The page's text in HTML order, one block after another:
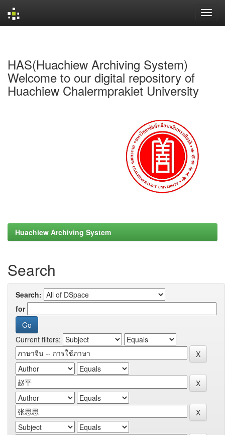
HAS(Huachiew Archiving System)
Welcome to our digital repository of
Huachiew Chalermprakiet University
Huachiew Archiving System
Search
Search:
for
Current filters: